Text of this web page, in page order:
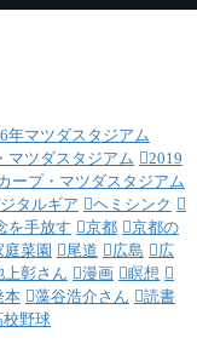
年マツダスタジアム
マツダスタジアム
2019
ープ・マツダスタジアム
タルギア
ヘミシンク
を手放す 京都
京都の
庭菜園 尾道 広島
広
上彰さん 漫画
瞑想
本 藻谷浩介さん
読書
校野球